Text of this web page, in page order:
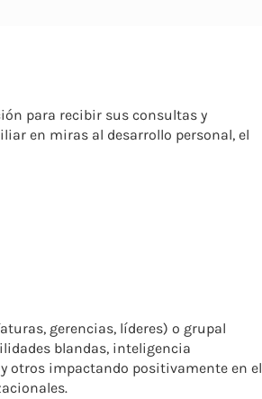
para recibir sus consultas y
en miras al desarrollo personal, el
gerencias, líderes) o grupal
blandas, inteligencia
otros impactando positivamente en el